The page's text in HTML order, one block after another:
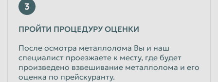
3
ПРОЙТИ ПРОЦЕДУРУ ОЦЕНКИ
После осмотра металлолома Вы и наш
специалист проезжаете к месту, где будет
произведено взвешивание металлолома и его
оценка по прейскуранту.